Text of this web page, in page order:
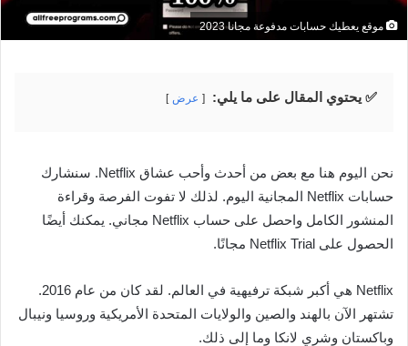
موقع يعطيك حسابات مدفوعة مجانا 2023
✅ يحتوي المقال على ما يلي: عرض
نحن اليوم هنا مع بعض من أحدث وأحب عشاق Netflix. سنشارك
حسابات Netflix المجانية اليوم. لذلك لا تفوت الفرصة وقراءة
المنشور الكامل واحصل على حساب Netflix مجاني. يمكنك أيضًا
الحصول على Netflix Trial مجانًا.
Netflix هي أكبر شبكة ترفيهية في العالم. لقد كان من عام 2016.
تشتهر الآن بالهند والصين والولايات المتحدة الأمريكية وروسيا ونيبال
وباكستان وشري لانكا وما إلى ذلك.